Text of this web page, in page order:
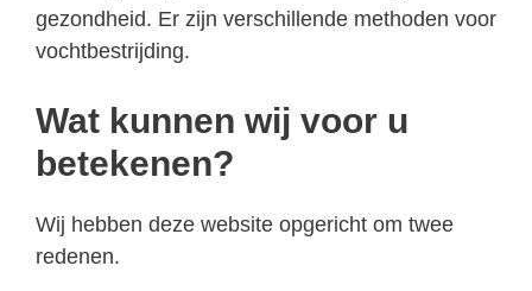
gezondheid. Er zijn verschillende methoden voor
vochtbestrijding.
Wat kunnen wij voor u
betekenen?
Wij hebben deze website opgericht om twee
redenen.